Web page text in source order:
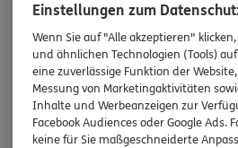
Einstellungen zum
Wenn Sie auf "Alle akzeptieren"
und ähnlichen Technologien (Tools)
eine zuverlässige Funktion der
Messung von Marketingaktivitäten
Inhalte und Werbeanzeigen zur
Facebook Audiences oder Google Ads.
keine für Sie maßgeschneiderte